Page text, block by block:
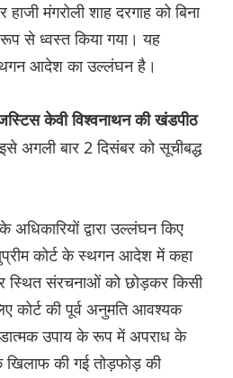
मंगरोली शाह दरगाह को बिना
से ध्वस्त किया गया। यह
आदेश का उल्लंघन है।
केवी विश्वनाथन की खंडपीठ
अगली बार 2 दिसंबर को सूचीबद्ध
द्वारा उल्लंघन किए
कोर्ट के स्थगन आदेश में कहा
स्थित संरचनाओं को छोड़कर किसी
कोर्ट की पूर्व अनुमति आवश्यक
दंडात्मक उपाय के रूप में अपराध के
खिलाफ की गई तोड़फोड़ की